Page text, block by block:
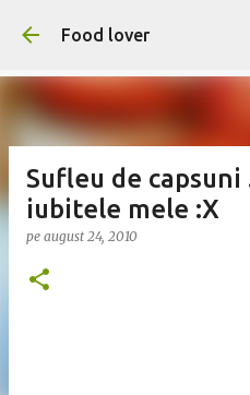
Treceți la
Food lover
Sufleu de capsuni
iubitele mele :X
pe august 24, 2010